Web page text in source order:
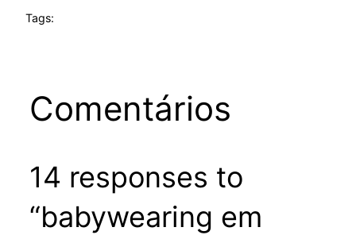
Tags:
Comentários
14 responses to
“babywearing em